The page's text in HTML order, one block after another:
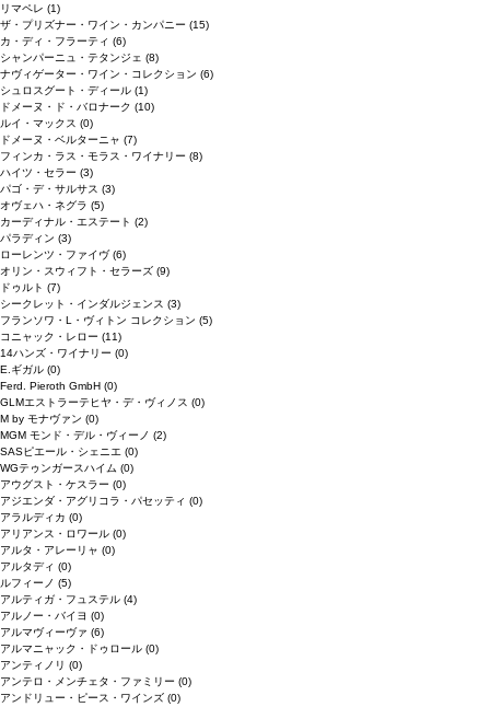
リマペレ (1)
ザ・プリズナー・ワイン・カンパニー (15)
カ・ディ・フラーティ (6)
シャンパーニュ・テタンジェ (8)
ナヴィゲーター・ワイン・コレクション (6)
シュロスグート・ディール (1)
ドメーヌ・ド・バロナーク (10)
ルイ・マックス (0)
ドメーヌ・ベルターニャ (7)
フィンカ・ラス・モラス・ワイナリー (8)
ハイツ・セラー (3)
パゴ・デ・サルサス (3)
オヴェハ・ネグラ (5)
カーディナル・エステート (2)
パラディン (3)
ローレンツ・ファイヴ(6)
オリン・スウィフト・セラーズ (9)
ドゥルト (7)
シークレット・インダルジェンス (3)
フランソワ・L・ヴィトン コレクション (5)
コニャック・レロー (11)
14ハンズ・ワイナリー (0)
E.ギガル (0)
Ferd. Pieroth GmbH (0)
GLMエストラーテヒヤ・デ・ヴィノス (0)
M by モナヴァン (0)
MGM モンド・デル・ヴィーノ (2)
SASピエール・シェニエ (0)
WGテゥンガースハイム (0)
アウグスト・ケスラー (0)
アジエンダ・アグリコラ・パセッティ (0)
アラルディカ (0)
アリアンス・ロワール (0)
アルタ・アレーリャ (0)
アルタディ (0)
ルフィーノ (5)
アルティガ・フュステル (4)
アルノー・バイヨ (0)
アルマヴィーヴァ (6)
アルマニャック・ドゥロール (0)
アンティノリ (0)
アンテロ・メンチェタ・ファミリー (0)
アンドリュー・ピース・ワインズ (0)